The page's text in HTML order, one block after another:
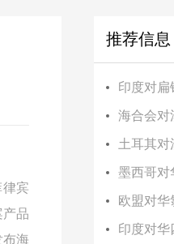
宾
品
海
推荐信息